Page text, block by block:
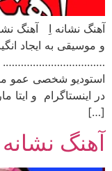
آهنگ نشانه اِ آهنگ
و موسیقی به ایجاد
…………………………….
استودیو شخصی عمو
در اینستاگرام و ایتا
[…]
آهنگ نشانه